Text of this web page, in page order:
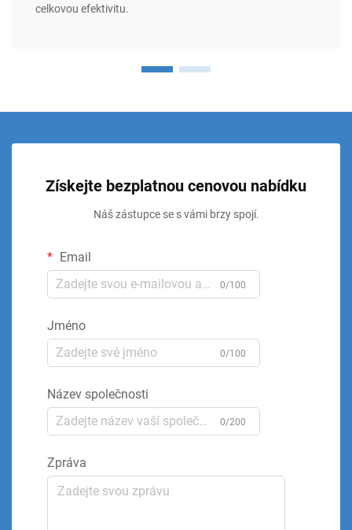
celkovou efektivitu.
Získejte bezplatnou cenovou nabídku
Náš zástupce se s vámi brzy spojí.
Email
0/100
Jméno
0/100
Název společnosti
0/200
Zpráva